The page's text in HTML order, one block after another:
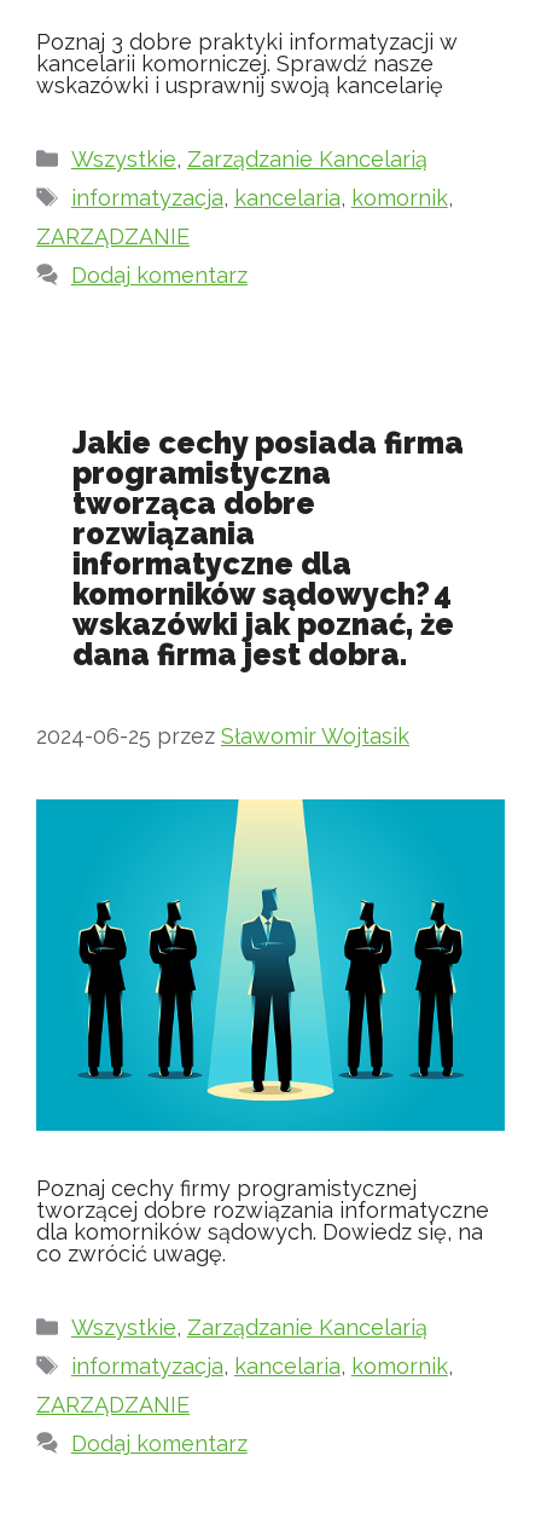
Poznaj 3 dobre praktyki informatyzacji w
kancelarii komorniczej. Sprawdź nasze
wskazówki i usprawnij swoją kancelarię
Kategorie
Wszystkie, Zarządzanie Kancelarią
Tagi
informatyzacja, kancelaria, komornik,
ZARZĄDZANIE
Dodaj komentarz
Jakie cechy posiada firma
programistyczna
tworząca dobre
rozwiązania
informatyczne dla
komorników sądowych? 4
wskazówki jak poznać, że
dana firma jest dobra.
2024-06-25 przez Sławomir Wojtasik
Poznaj cechy firmy programistycznej
tworzącej dobre rozwiązania informatyczne
dla komorników sądowych. Dowiedz się, na
co zwrócić uwagę.
Kategorie
Wszystkie, Zarządzanie Kancelarią
Tagi
informatyzacja, kancelaria, komornik,
ZARZĄDZANIE
Dodaj komentarz